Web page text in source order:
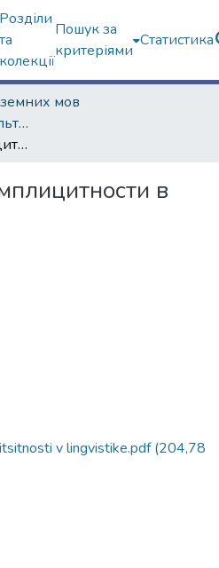
Розділи
та
колекції
Пошук за
критеріями
Статистика
мов
Наукові роботи. Факультет іноземних мов
К пониманию имплицитности в лингвистике
в
v lingvistike.pdf(204,78